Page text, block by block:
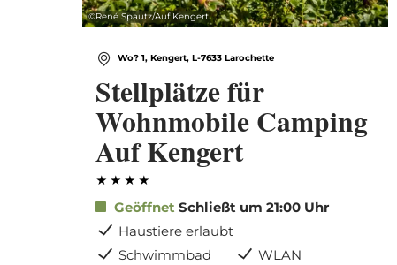
©René Spautz/Auf Kengert
Wo? 1, Kengert, L-7633 Larochette
Stellplätze für
Wohnmobile Camping
Auf Kengert
Geöffnet Schließt um 21:00 Uhr
Haustiere erlaubt
Schwimmbad
WLAN